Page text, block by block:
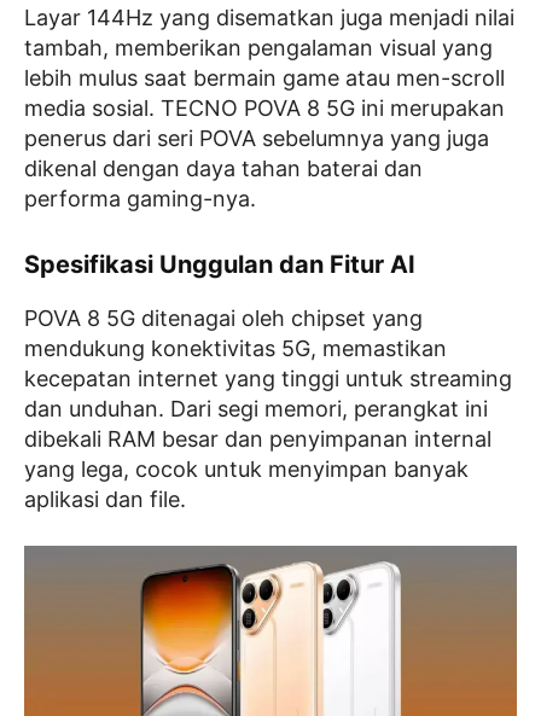
Layar 144Hz yang disematkan juga menjadi nilai
tambah, memberikan pengalaman visual yang
lebih mulus saat bermain game atau men-scroll
media sosial. TECNO POVA 8 5G ini merupakan
penerus dari seri POVA sebelumnya yang juga
dikenal dengan daya tahan baterai dan
performa gaming-nya.
Spesifikasi Unggulan dan Fitur AI
POVA 8 5G ditenagai oleh chipset yang
mendukung konektivitas 5G, memastikan
kecepatan internet yang tinggi untuk streaming
dan unduhan. Dari segi memori, perangkat ini
dibekali RAM besar dan penyimpanan internal
yang lega, cocok untuk menyimpan banyak
aplikasi dan file.